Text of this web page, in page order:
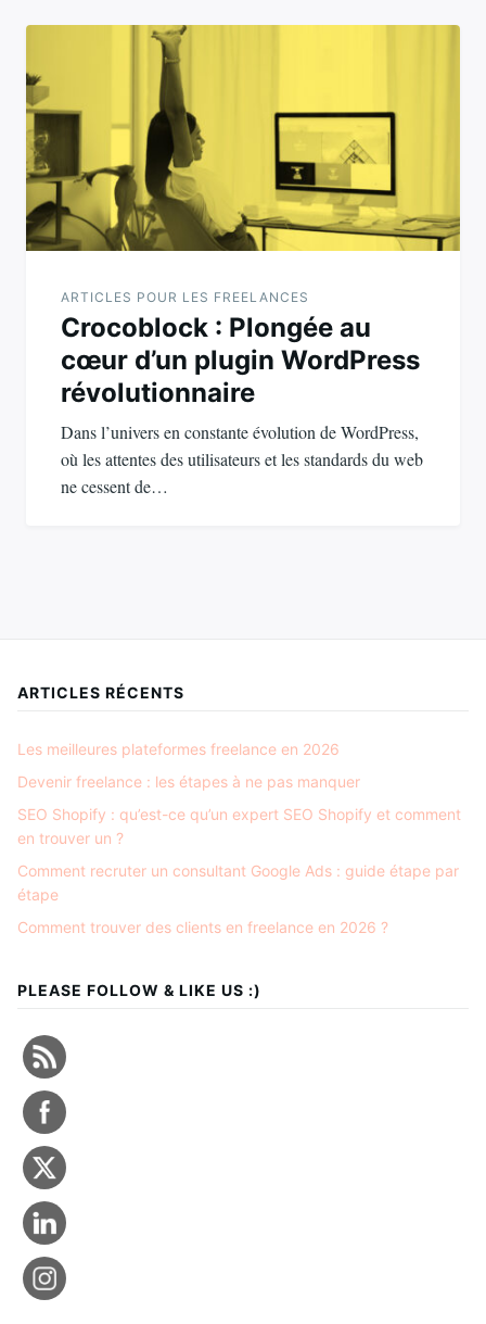
ARTICLES POUR LES FREELANCES
Crocoblock : Plongée au
cœur d’un plugin WordPress
révolutionnaire
Dans l’univers en constante évolution de WordPress,
où les attentes des utilisateurs et les standards du web
ne cessent de…
ARTICLES RÉCENTS
Les meilleures plateformes freelance en 2026
Devenir freelance : les étapes à ne pas manquer
SEO Shopify : qu’est-ce qu’un expert SEO Shopify et comment
en trouver un ?
Comment recruter un consultant Google Ads : guide étape par
étape
Comment trouver des clients en freelance en 2026 ?
PLEASE FOLLOW & LIKE US :)